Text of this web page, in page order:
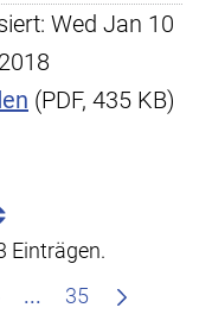
Wed Jan 10
(PDF, 435 KB)
Einträgen.
Navigieren mit TAB-
... Zwischenseiten
35